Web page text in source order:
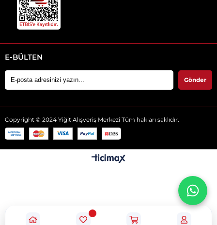
E-BÜLTEN
Gönder
Copyright © 2024 Yiğit Alışveriş Merkezi Tüm hakları saklıdır.